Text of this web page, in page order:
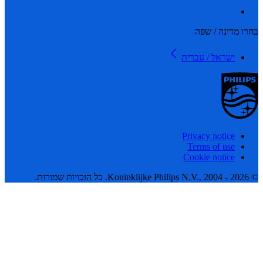
מדינה / שפה
ישראל / עברית
Privacy notice
Terms of use
Cookie notice